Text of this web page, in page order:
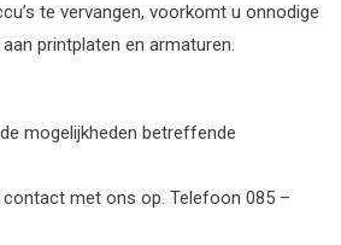
te vervangen, voorkomt u onnodige
printplaten en armaturen.
mogelijkheden betreffende
contact met ons op. Telefoon 085 –